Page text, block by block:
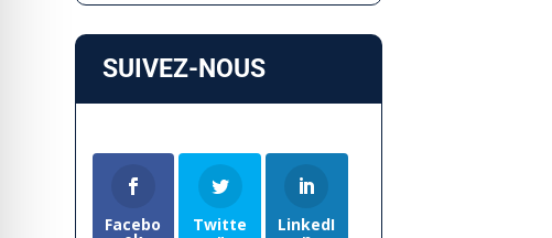
SUIVEZ-NOUS
Facebo Twitte LinkedI